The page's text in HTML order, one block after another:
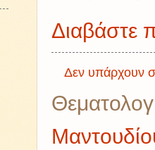
Διαβάστε
Δεν υπάρχουν